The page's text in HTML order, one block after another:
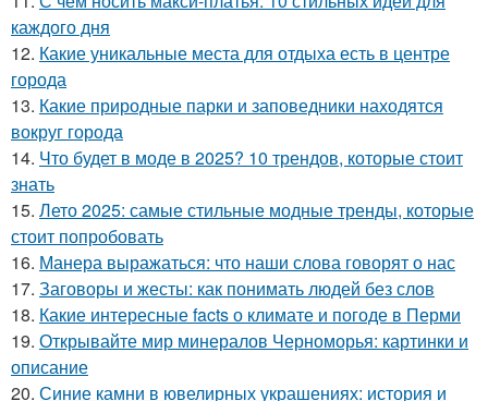
каждого дня
12. Какие уникальные места для отдыха есть в центре
города
13. Какие природные парки и заповедники находятся
вокруг города
14. Что будет в моде в 2025? 10 трендов, которые стоит
знать
15. Лето 2025: самые стильные модные тренды, которые
стоит попробовать
16. Манера выражаться: что наши слова говорят о нас
17. Заговоры и жесты: как понимать людей без слов
18. Какие интересные facts о климате и погоде в Перми
19. Открывайте мир минералов Черноморья: картинки и
описание
20. Синие камни в ювелирных украшениях: история и